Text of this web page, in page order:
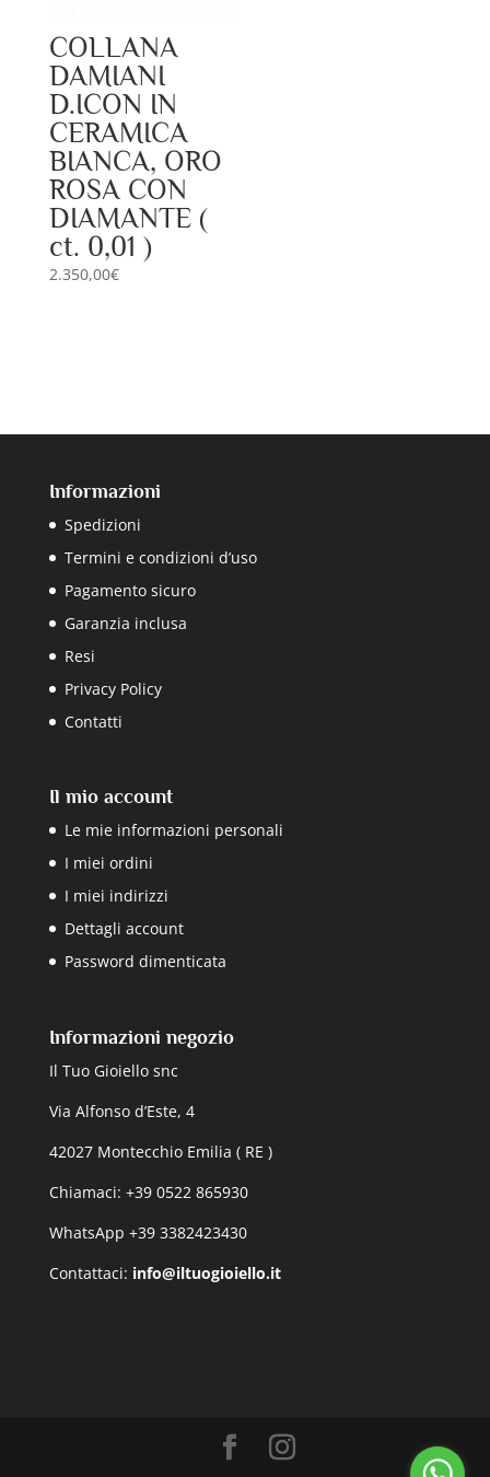
COLLANA
DAMIANI
D.ICON IN
CERAMICA
BIANCA, ORO
ROSA CON
DIAMANTE (
ct. 0,01 )
2.350,00€
Informazioni
Spedizioni
Termini e condizioni d’uso
Pagamento sicuro
Garanzia inclusa
Resi
Privacy Policy
Contatti
Il mio account
Le mie informazioni personali
I miei ordini
I miei indirizzi
Dettagli account
Password dimenticata
Informazioni negozio
Il Tuo Gioiello snc
Via Alfonso d’Este, 4
42027 Montecchio Emilia ( RE )
Chiamaci: +39 0522 865930
WhatsApp +39 3382423430
Contattaci: info@iltuogioiello.it